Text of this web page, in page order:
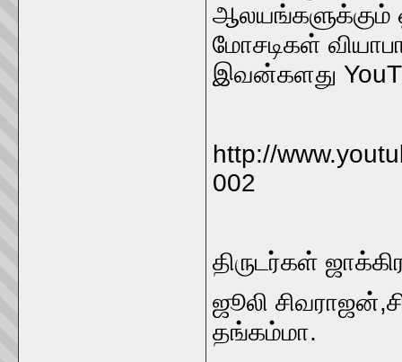
ஆலயங்களுக்கும்
மோசடிகள்
இவன்களது
http://
002
திருடர்கள்
ஜூலி
தங்கம்மா.